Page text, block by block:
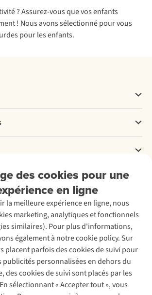
? Assurez-vous que vos enfants
! Nous avons sélectionné pour vous
pour les enfants.
des cookies pour une
en ligne
la meilleure expérience en ligne, nous
marketing, analytiques et fonctionnels
similaires). Pour plus d'informations,
également à notre cookie policy. Sur
placent parfois des cookies de suivi pour
publicités personnalisées en dehors du
des cookies de suivi sont placés par les
sélectionnant « Accepter tout », vous
d’hiver
newsletter
Suivez-nous